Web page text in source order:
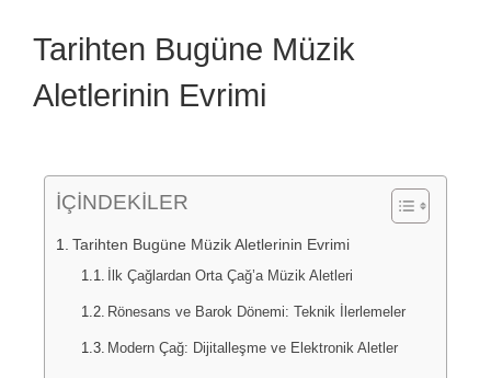
Tarihten Bugüne Müzik
Aletlerinin Evrimi
İÇİNDEKİLER
Tarihten Bugüne Müzik Aletlerinin Evrimi
İlk Çağlardan Orta Çağ’a Müzik Aletleri
Rönesans ve Barok Dönemi: Teknik İlerlemeler
Modern Çağ: Dijitalleşme ve Elektronik Aletler